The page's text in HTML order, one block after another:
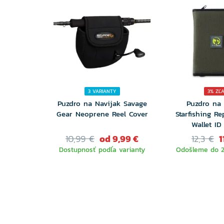
3 VARIANTY
Puzdro na Navijak Savage
Gear Neoprene Reel Cover
10,99 € od 9,99 €
Dostupnosť podľa varianty
3%
Puzdro
Starfishing
Wallet
12,3 €
Odošleme do